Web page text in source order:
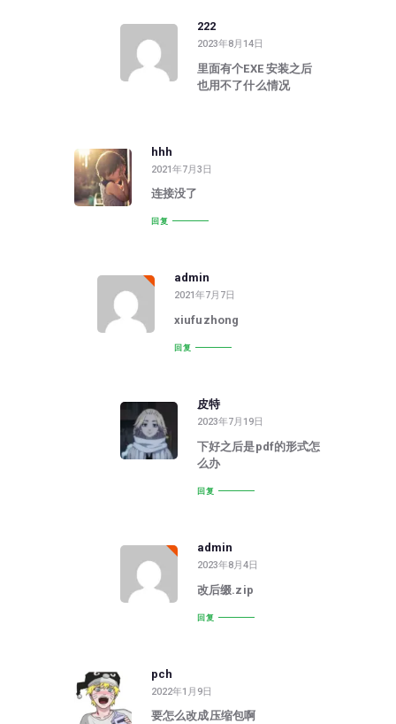
222
2023年8月14日
里面有个EXE 安装之后
也用不了什么情况
hhh
2021年7月3日
连接没了
回复
admin
2021年7月7日
xiufuzhong
回复
皮特
2023年7月19日
下好之后是pdf的形式怎
么办
回复
admin
2023年8月4日
改后缀.zip
回复
pch
2022年1月9日
要怎么改成压缩包啊